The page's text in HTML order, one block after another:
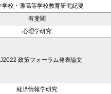
学校・灘高等学校教育研究紀要
有斐閣
心理学研究
政策フォーラム発表論文
経済情報学研究